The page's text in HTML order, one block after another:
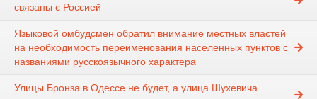
связаны с Россией
Языковой омбудсмен обратил внимание местных властей
на необходимость переименования населенных пунктов с
названиями русскоязычного характера
Улицы Бронза в Одессе не будет, а улица Шухевича